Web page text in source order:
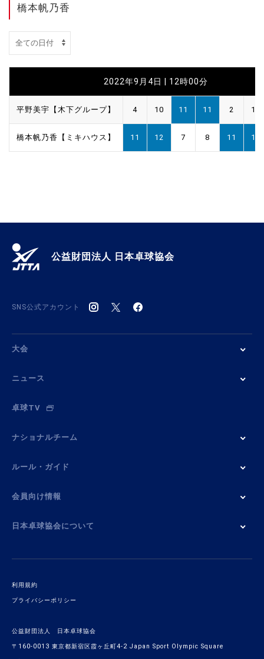
橋本帆乃香
2022年9月4日 | 12時00分
平野美宇【木下グループ】 4 10 11 11 2 12
橋本帆乃香【ミキハウス】 11 12 7 8 11 14
公益財団法人 日本卓球協会
SNS公式アカウント
大会
ニュース
卓球TV
ナショナルチーム
ルール・ガイド
会員向け情報
日本卓球協会について
利用規約
プライバシーポリシー
公益財団法人 日本卓球協会
〒160-0013 東京都新宿区霞ヶ丘町4-2 Japan Sport Olympic Square